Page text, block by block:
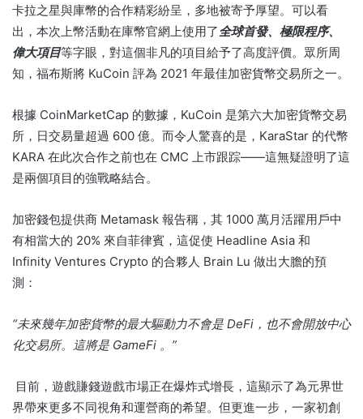
卡拉之星與庫幣的合作精彩紛呈，多地被寄予厚望。 可以看
出，本次上幣活動在庫幣官網上使用了全球首發、 極限程序、
偉大項目等字眼，對這個非凡的項目給予了高度評價。 眾所周
知，福布斯將 KuCoin 評為 2021 年最佳加密貨幣交易所之一。
根據 CoinMarketCap 的數據，KuCoin 是第六大加密貨幣交易
所，日交易量超過 600 億。 而令人驚喜的是，KaraStar 的代幣
KARA 在此次合作之前也在 CMC 上市跟踪——這無疑證明了這
是兩個項目的強戰略結合。
加密錢包提供商 Metamask 報告稱，其 1000 萬月活躍用戶中
有相當大的 20% 來自菲律賓，這促使 Headline Asia 和
Infinity Ventures Crypto 的合夥人 Brain Lu 做出大膽的預
測：
“未來幾年加密貨幣的最大驅動力不會是 DeFi，也不會開放中心
化交易所。
這將是 GameFi 。 ”
目前，遊戲賺錢遊戲市場正在爆炸式增長，這顯示了為元界世
界帶來更多不同視角和運營商的希望。 但更進一步，一家初創